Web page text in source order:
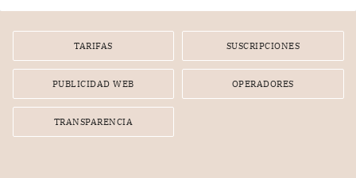
por la frustrada realización de un meet and greet con
TARIFAS SUSCRIPCIONES
PUBLICIDAD WEB OPERADORES
TRANSPARENCIA